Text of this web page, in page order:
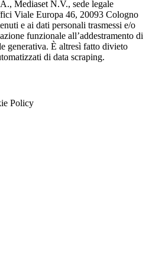
Mediaset N.V., sede legale
Viale Europa 46, 20093 Cologno
e ai dati personali trasmessi e/o
funzionale all’addestramento di
generativa. È altresì fatto divieto
di data scraping.
Policy